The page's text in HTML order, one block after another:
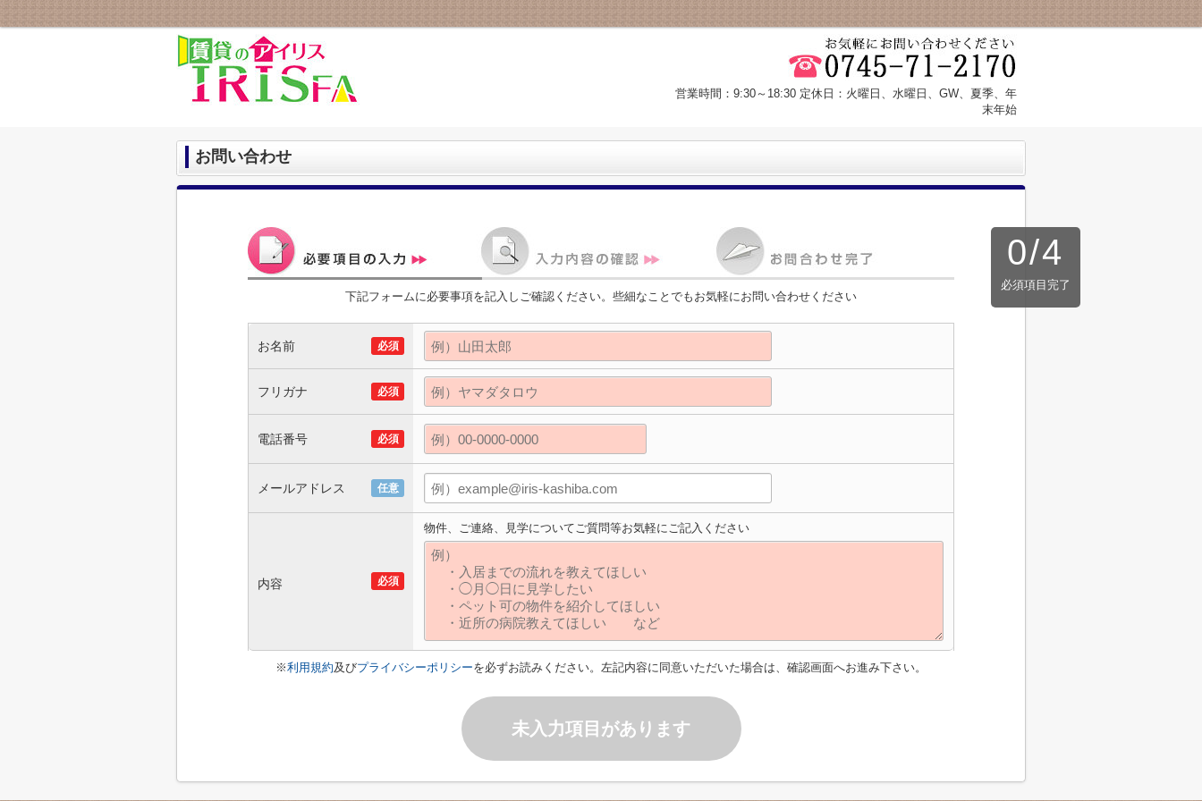
営業時間：9:30～18:30 定休日：火曜日、水曜日、GW、夏季、年
末年始
お問い合わせ
0/4
必須項目完了
下記フォームに必要事項を記入しご確認ください。些細なことでもお気軽にお問い合わせください
お名前 必須
フリガナ 必須
電話番号 必須
メールアドレス 任意
内容 必須
物件、ご連絡、見学についてご質問等お気軽にご記入ください
※利用規約及びプライバシーポリシーを必ずお読みください。左記内容に同意いただいた場合は、確認画面へお進み下さい。
未入力項目があります